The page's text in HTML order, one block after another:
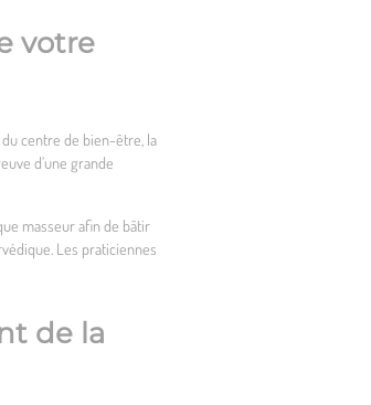
votre
centre de bien-être, la
d’une grande
masseur afin de bâtir
Les praticiennes
de la